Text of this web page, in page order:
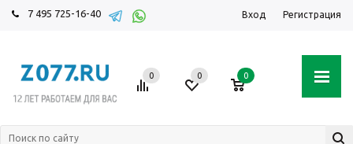
7 495 725-16-40 Вход Регистрация
0 0 0